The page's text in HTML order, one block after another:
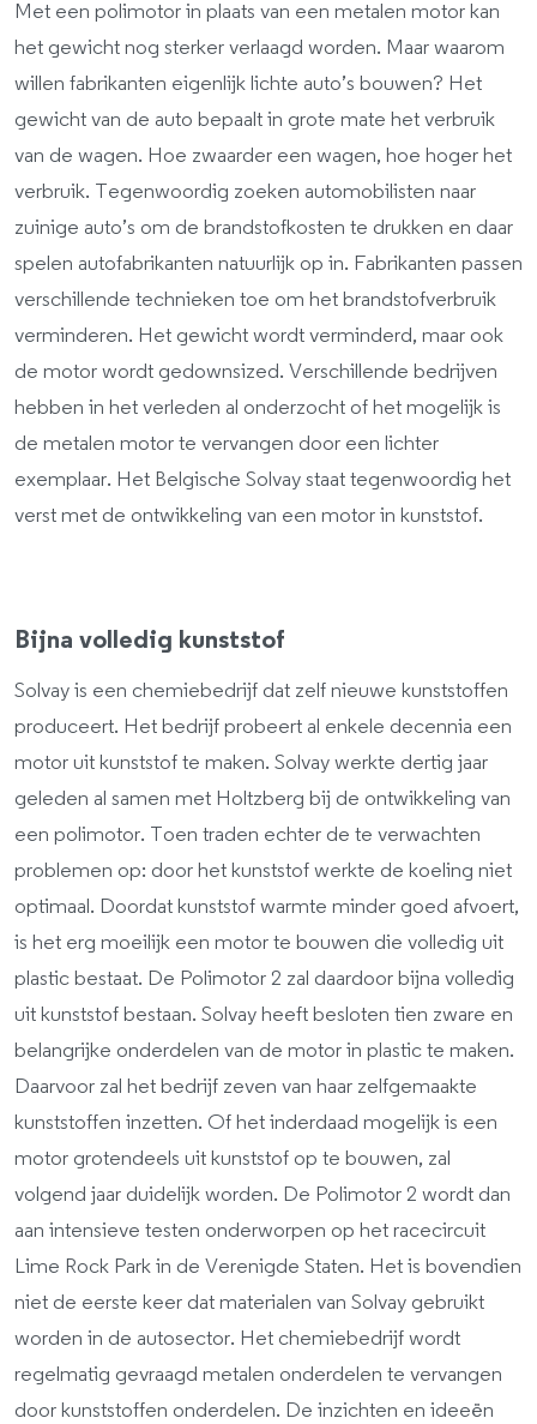
Met een polimotor in plaats van een metalen motor kan
het gewicht nog sterker verlaagd worden. Maar waarom
willen fabrikanten eigenlijk lichte auto’s bouwen? Het
gewicht van de auto bepaalt in grote mate het verbruik
van de wagen. Hoe zwaarder een wagen, hoe hoger het
verbruik. Tegenwoordig zoeken automobilisten naar
zuinige auto’s om de brandstofkosten te drukken en daar
spelen autofabrikanten natuurlijk op in. Fabrikanten passen
verschillende technieken toe om het brandstofverbruik
verminderen. Het gewicht wordt verminderd, maar ook
de motor wordt gedownsized. Verschillende bedrijven
hebben in het verleden al onderzocht of het mogelijk is
de metalen motor te vervangen door een lichter
exemplaar. Het Belgische Solvay staat tegenwoordig het
verst met de ontwikkeling van een motor in kunststof.
Bijna volledig kunststof
Solvay is een chemiebedrijf dat zelf nieuwe kunststoffen
produceert. Het bedrijf probeert al enkele decennia een
motor uit kunststof te maken. Solvay werkte dertig jaar
geleden al samen met Holtzberg bij de ontwikkeling van
een polimotor. Toen traden echter de te verwachten
problemen op: door het kunststof werkte de koeling niet
optimaal. Doordat kunststof warmte minder goed afvoert,
is het erg moeilijk een motor te bouwen die volledig uit
plastic bestaat. De Polimotor 2 zal daardoor bijna volledig
uit kunststof bestaan. Solvay heeft besloten tien zware en
belangrijke onderdelen van de motor in plastic te maken.
Daarvoor zal het bedrijf zeven van haar zelfgemaakte
kunststoffen inzetten. Of het inderdaad mogelijk is een
motor grotendeels uit kunststof op te bouwen, zal
volgend jaar duidelijk worden. De Polimotor 2 wordt dan
aan intensieve testen onderworpen op het racecircuit
Lime Rock Park in de Verenigde Staten. Het is bovendien
niet de eerste keer dat materialen van Solvay gebruikt
worden in de autosector. Het chemiebedrijf wordt
regelmatig gevraagd metalen onderdelen te vervangen
door kunststoffen onderdelen. De inzichten en ideeën